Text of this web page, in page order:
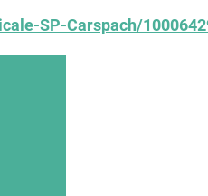
SP-Carspach/